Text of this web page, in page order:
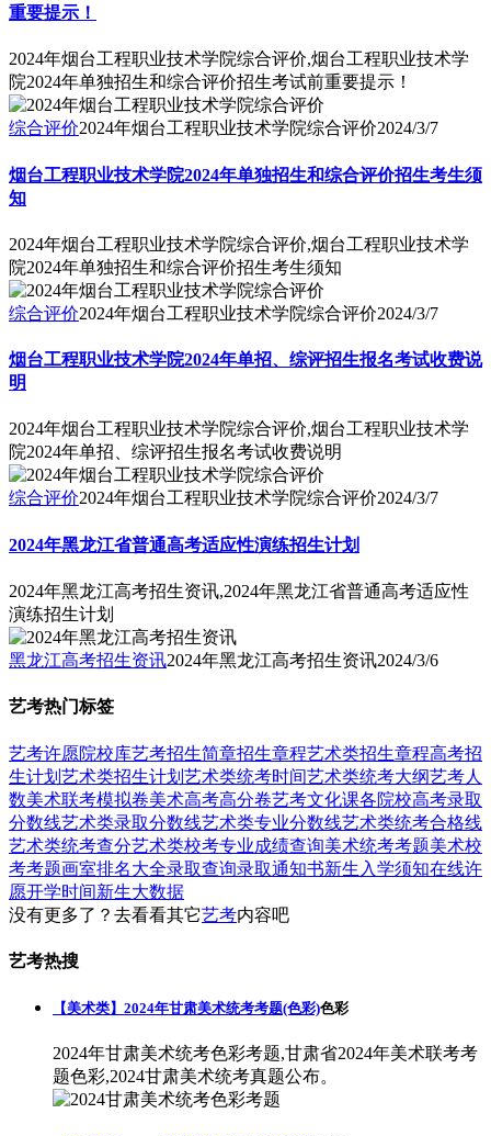
重要提示！
2024年烟台工程职业技术学院综合评价,烟台工程职业技术学
院2024年单独招生和综合评价招生考试前重要提示！
综合评价2024年烟台工程职业技术学院综合评价2024/3/7
烟台工程职业技术学院2024年单独招生和综合评价招生考生须
知
2024年烟台工程职业技术学院综合评价,烟台工程职业技术学
院2024年单独招生和综合评价招生考生须知
综合评价2024年烟台工程职业技术学院综合评价2024/3/7
烟台工程职业技术学院2024年单招、综评招生报名考试收费说
明
2024年烟台工程职业技术学院综合评价,烟台工程职业技术学
院2024年单招、综评招生报名考试收费说明
综合评价2024年烟台工程职业技术学院综合评价2024/3/7
2024年黑龙江省普通高考适应性演练招生计划
2024年黑龙江高考招生资讯,2024年黑龙江省普通高考适应性
演练招生计划
黑龙江高考招生资讯2024年黑龙江高考招生资讯2024/3/6
艺考热门标签
艺考许愿院校库艺考招生简章招生章程艺术类招生章程高考招
生计划 艺术类招生计划 艺术类统考时间艺术类统考大纲艺考人
数美术联考模拟卷美术高考高分卷艺考文化课各院校高考录取
分数线艺术类录取分数线艺术类专业分数线艺术类统考合格线
艺术类统考查分艺术类校考专业成绩查询美术统考考题美术校
考考题画室排名大全录取查询录取通知书新生入学须知在线许
愿开学时间新生大数据
没有更多了？去看看其它艺考内容吧
艺考热搜
【美术类】2024年甘肃美术统考考题(色彩)色彩
2024年甘肃美术统考色彩考题,甘肃省2024年美术联考考
题色彩,2024甘肃美术统考真题公布。